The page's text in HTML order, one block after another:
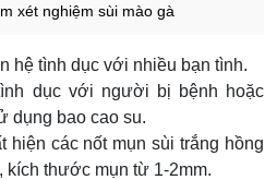
xét nghiệm sùi mào gà
hệ tình dục với nhiều bạn tình.
dục với người bị bệnh hoặc
dụng bao cao su.
hiện các nốt mụn sùi trắng hồng
kích thước mụn từ 1-2mm.